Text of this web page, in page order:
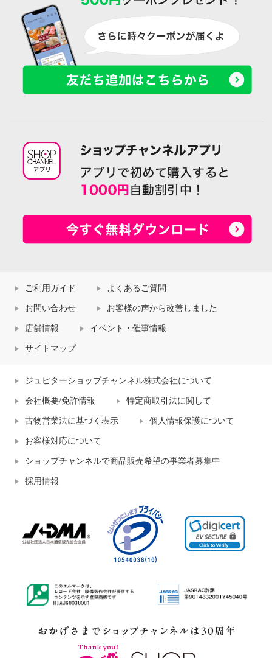
ご利用ガイド よくあるご質問
お問い合わせ お客様の声から改善しました
店舗情報 イベント・催事情報
サイトマップ
ジュピターショップチャンネル株式会社について
会社概要/免許情報 特定商取引法に関して
古物営業法に基づく表示 個人情報保護について
お客様対応について
ショップチャンネルで商品販売希望の事業者募集中
採用情報